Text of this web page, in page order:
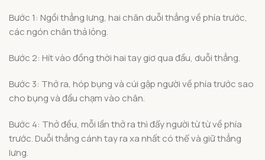
Bước 1: Ngồi thẳng lưng, hai chân duỗi thẳng về phía trước,
các ngón chân thả lỏng.
Bước 2: Hít vào đồng thời hai tay giơ qua đầu, duỗi thẳng.
Bước 3: Thở ra, hóp bụng và cúi gập người về phía trước sao
cho bụng và đầu chạm vào chân.
Bước 4: Thở đều, mỗi lần thở ra thì đẩy người từ từ về phía
trước. Duỗi thẳng cánh tay ra xa nhất có thể và giữ thẳng
lưng.